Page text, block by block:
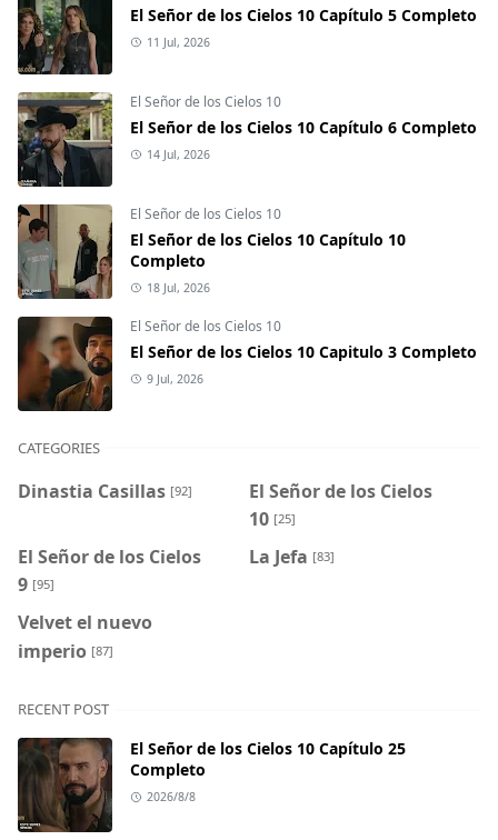
El Señor de los Cielos 10 Capítulo 5 Completo
11 Jul, 2026
El Señor de los Cielos 10
El Señor de los Cielos 10 Capítulo 6 Completo
14 Jul, 2026
El Señor de los Cielos 10
El Señor de los Cielos 10 Capítulo 10
Completo
18 Jul, 2026
El Señor de los Cielos 10
El Señor de los Cielos 10 Capitulo 3 Completo
9 Jul, 2026
CATEGORIES
Dinastia Casillas [92]
El Señor de los Cielos
10 [25]
El Señor de los Cielos
9 [95]
La Jefa [83]
Velvet el nuevo
imperio [87]
RECENT POST
El Señor de los Cielos 10 Capítulo 25
Completo
2026/8/8